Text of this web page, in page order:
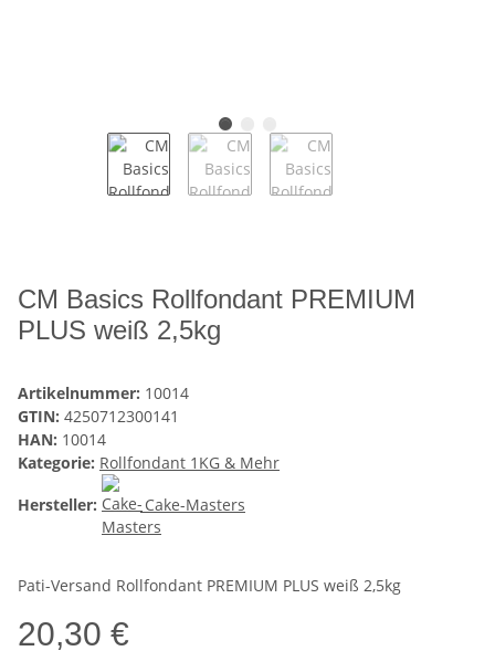
CM Basics Rollfondant PREMIUM
PLUS weiß 2,5kg
Artikelnummer: 10014
GTIN: 4250712300141
HAN: 10014
Kategorie: Rollfondant 1KG & Mehr
Hersteller:
Cake-Masters
Pati-Versand Rollfondant PREMIUM PLUS weiß 2,5kg
20,30 €